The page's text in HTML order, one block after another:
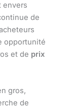
envers
de
opportunité
et de prix
gros,
de